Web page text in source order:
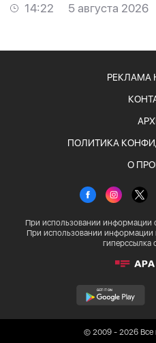
14:22
5 августа 2026
РЕКЛАМА
ПОЛИТИКА
О
При использовании информации
При использовании информации
гиперссылка
© 2009 - 2026 Все